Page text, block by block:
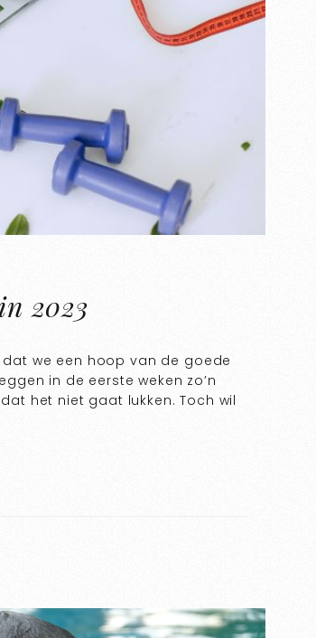
2023
we een hoop van de goede
in de eerste weken zo’n
het niet gaat lukken. Toch wil